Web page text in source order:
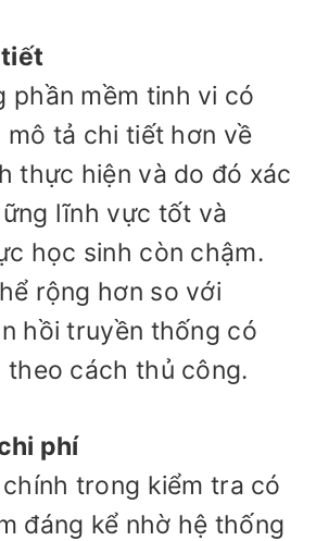
phần mềm tinh vi có
tả chi tiết hơn về
thực hiện và do đó xác
lĩnh vực tốt và
học sinh còn chậm.
rộng hơn so với
hồi truyền thống có
theo cách thủ công.
phí
trong kiểm tra có
đáng kể nhờ hệ thống